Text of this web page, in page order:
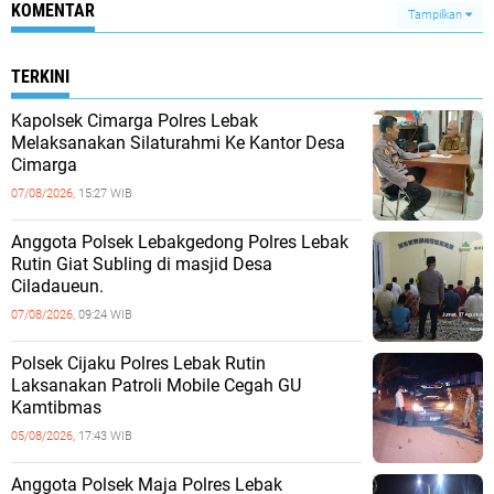
KOMENTAR Tampilkan
TERKINI
Kapolsek Cimarga Polres Lebak
Melaksanakan Silaturahmi Ke Kantor Desa
Cimarga
07/08/2026, 15:27 WIB
Anggota Polsek Lebakgedong Polres Lebak
Rutin Giat Subling di masjid Desa
Ciladaueun.
07/08/2026, 09:24 WIB
Polsek Cijaku Polres Lebak Rutin
Laksanakan Patroli Mobile Cegah GU
Kamtibmas
05/08/2026, 17:43 WIB
Anggota Polsek Maja Polres Lebak